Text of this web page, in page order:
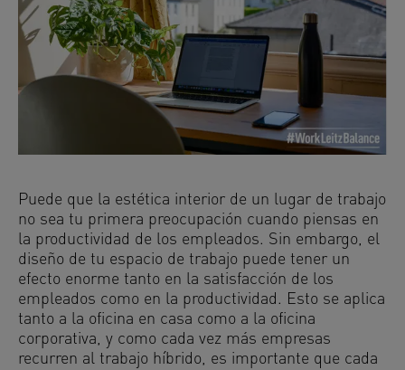
Puede que la estética interior de un lugar de trabajo
no sea tu primera preocupación cuando piensas en
la productividad de los empleados. Sin embargo, el
diseño de tu espacio de trabajo puede tener un
efecto enorme tanto en la satisfacción de los
empleados como en la productividad. Esto se aplica
tanto a la oficina en casa como a la oficina
corporativa, y como cada vez más empresas
recurren al trabajo híbrido, es importante que cada